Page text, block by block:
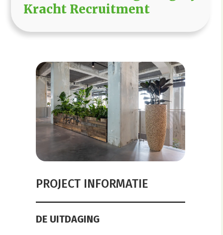
Kracht Recruitment
PROJECT INFORMATIE
DE UITDAGING